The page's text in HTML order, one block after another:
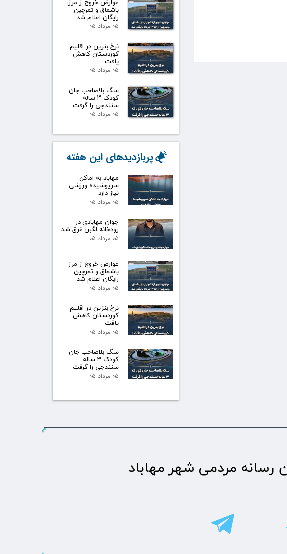
عوارض خروج از مرز
باشماق و تمرچین
رایگان اعلام شد
۰۵ مرداد ۰۵
نرخ بنزین در اقلیم
کوردستان کاهش
یافت
۰۵ مرداد ۰۵
سگ بلاصاحب جان
کودک ۳ ساله
سنندجی را گرفت
۰۵ مرداد ۰۵
مهاباد به اماکن
سرپوشیده ورزشی
نیاز دارد
۰۵ مرداد ۰۵
جوان مهابادی در
رودخانه لگبن غرق شد
۰۵ مرداد ۰۵
عوارض خروج از مرز
باشماق و تمرچین
رایگان اعلام شد
۰۵ مرداد ۰۵
نرخ بنزین در اقلیم
کوردستان کاهش
یافت
۰۵ مرداد ۰۵
سگ بلاصاحب جان
کودک ۳ ساله
سنندجی را گرفت
۰۵ مرداد ۰۵
پربازدیدهای این هفته